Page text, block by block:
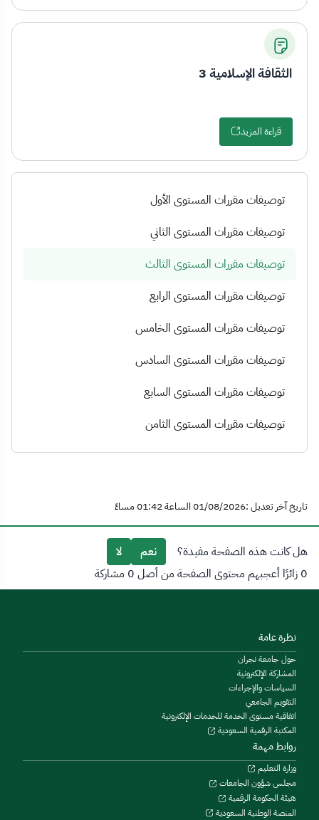
توصيفات مقررات المستوى الأول
توصيفات مقررات المستوى الثاني
توصيفات مقررات المستوى الثالث
توصيفات مقررات المستوى الرابع
توصيفات مقررات المستوى الخامس
توصيفات مقررات المستوى السادس
توصيفات مقررات المستوى السابع
توصيفات مقررات المستوى الثامن
الثقافة الإسلامية 3
قراءة المزيد
تاريخ آخر تعديل :01/08/2026 الساعة 01:42 مساءً
هل كانت هذه الصفحة مفيدة؟ نعم
لا
0 زائرًا أعجبهم محتوى الصفحة من أصل 0 مشاركة
نظرة عامة
حول جامعة نجران
المشاركة الإلكترونية
السياسات والإجراءات
التقويم الجامعي
اتفاقية مستوى الخدمة للخدمات الإلكترونية
المكتبة الرقمية السعودية
روابط مهمة
وزارة التعليم
مجلس شؤون الجامعات
هيئة الحكومة الرقمية
المنصة الوطنية السعودية